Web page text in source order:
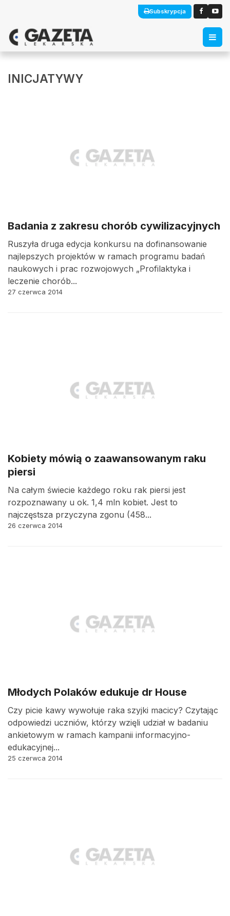
Subskrypcja
INICJATYWY
Badania z zakresu chorób cywilizacyjnych
Ruszyła druga edycja konkursu na dofinansowanie
najlepszych projektów w ramach programu badań
naukowych i prac rozwojowych „Profilaktyka i
leczenie chorób...
27 czerwca 2014
Kobiety mówią o zaawansowanym raku
piersi
Na całym świecie każdego roku rak piersi jest
rozpoznawany u ok. 1,4 mln kobiet. Jest to
najczęstsza przyczyna zgonu (458...
26 czerwca 2014
Młodych Polaków edukuje dr House
Czy picie kawy wywołuje raka szyjki macicy? Czytając
odpowiedzi uczniów, którzy wzięli udział w badaniu
ankietowym w ramach kampanii informacyjno-
edukacyjnej...
25 czerwca 2014